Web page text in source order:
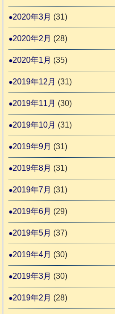
2020年3月 (31)
2020年2月 (28)
2020年1月 (35)
2019年12月 (31)
2019年11月 (30)
2019年10月 (31)
2019年9月 (31)
2019年8月 (31)
2019年7月 (31)
2019年6月 (29)
2019年5月 (37)
2019年4月 (30)
2019年3月 (30)
2019年2月 (28)